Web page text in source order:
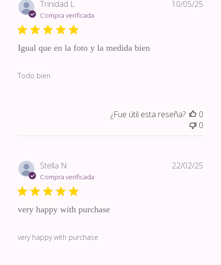
Trinidad L.
Compra verificada
Igual que en la foto y la medida bien
Todo bien
10/05/25
¿Fue útil esta reseña?
0
0
Stella N.
Compra verificada
very happy with purchase
very happy with purchase
22/02/25